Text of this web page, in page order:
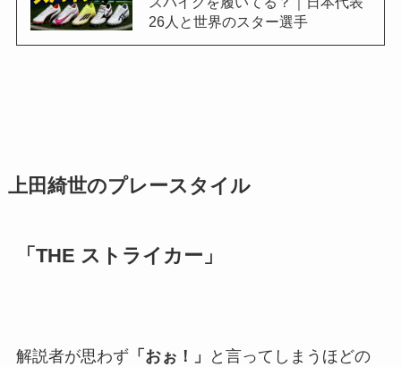
26人と世界のスター選手
上田綺世のプレースタイル
「THE ストライカー」
解説者が思わず 「おぉ！」
と言ってしまうほどの